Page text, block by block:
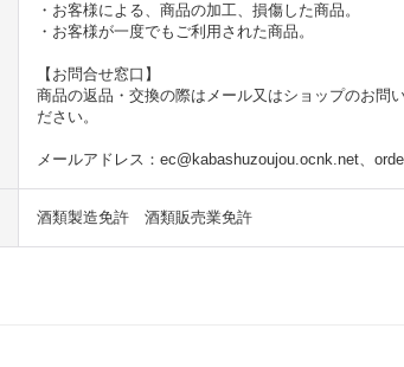
・お客様による、商品の加工、損傷した商品。
・お客様が一度でもご利用された商品。
【お問合せ窓口】
商品の返品・交換の際はメール又はショップのお問
ださい。
メールアドレス：ec@kabashuzoujou.ocnk.net、
酒類製造免許 酒類販売業免許